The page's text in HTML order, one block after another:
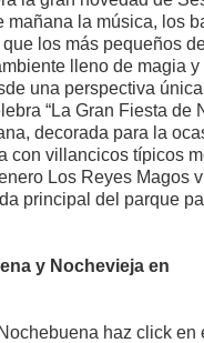
mañana la música, los
los más pequeños
lleno de magia y
una perspectiva
“La Gran Fiesta de
decorada para la
con villancicos típicos
Los Reyes Magos
principal del parque
y Nochevieja en
haz click en